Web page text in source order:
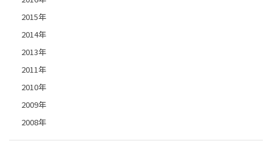
2015年
2014年
2013年
2011年
2010年
2009年
2008年